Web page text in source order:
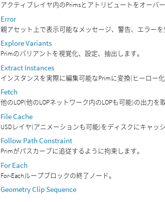
アクティブレイヤ内のPrimsとアトリビュートをオーバ
Error
親アセット上で表示可能なメッセージ、警告、エラーを
Explore Variants
Primのバリアントを視覚化、設定、抽出します。
Extract Instances
インスタンスを実際に編集可能なPrimに変換(ヒーロー化
Fetch
他のLOP(他のLOPネットワーク内のLOPも可能)の出力を
File Cache
USDレイヤ(アニメーションも可能)をディスクにキャッ
Follow Path Constraint
Primがパスカーブに追従するように拘束します。
For Each
For-Eachループブロックの終了ノード。
Geometry Clip Sequence